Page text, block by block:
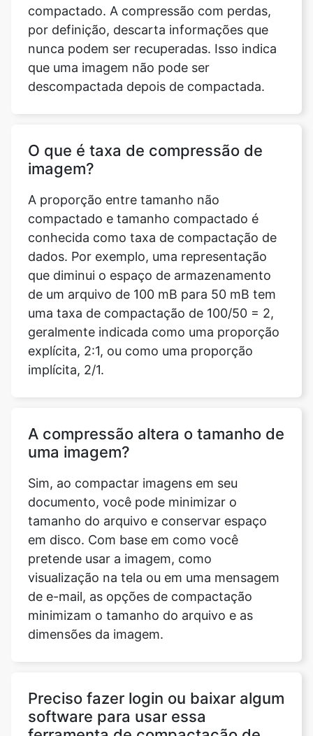
que uma imagem não pode ser
descompactada depois de compactada.
O que é taxa de compressão de
A proporção entre tamanho não
compactado e tamanho compactado é
conhecida como taxa de compactação de
dados. Por exemplo, uma representação
que diminui o espaço de armazenamento
de um arquivo de 100 mB para 50 mB tem
uma taxa de compactação de 100/50 = 2,
geralmente indicada como uma proporção
explícita, 2:1, ou como uma proporção
implícita, 2/1.
A compressão altera o tamanho de
Sim, ao compactar imagens em seu
documento, você pode minimizar o
tamanho do arquivo e conservar espaço
em disco. Com base em como você
pretende usar a imagem, como
visualização na tela ou em uma mensagem
de e-mail, as opções de compactação
minimizam o tamanho do arquivo e as
dimensões da imagem.
Preciso fazer login ou baixar algum
imagem para 510kb?
Não, nossa ferramenta de compactação de